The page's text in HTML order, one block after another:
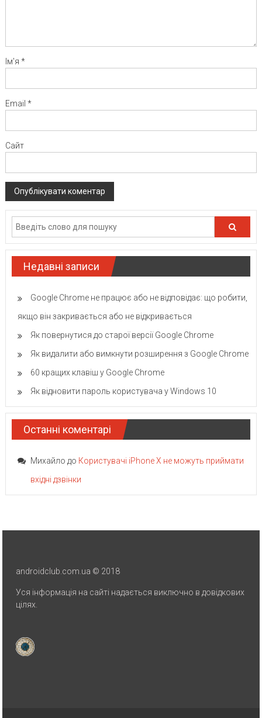
Ім'я *
Email *
Сайт
Недавні записи
Google Chrome не працює або не відповідає: що робити,
якщо він закривається або не відкривається
Як повернутися до старої версії Google Chrome
Як видалити або вимкнути розширення з Google Chrome
60 кращих клавіш у Google Chrome
Як відновити пароль користувача у Windows 10
Останні коментарі
Михайло до Користувачі iPhone X не можуть приймати
вхідні дзвінки
androidclub.com.ua © 2018
Уся інформація на сайті надається виключно в довідкових
цілях.